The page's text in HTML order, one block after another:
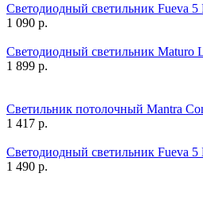
Светодиодный светильник Fueva
1 090 р.
Светодиодный светильник Maturo
1 899 р.
Светильник потолочный Mantra
1 417 р.
Светодиодный светильник Fueva
1 490 р.